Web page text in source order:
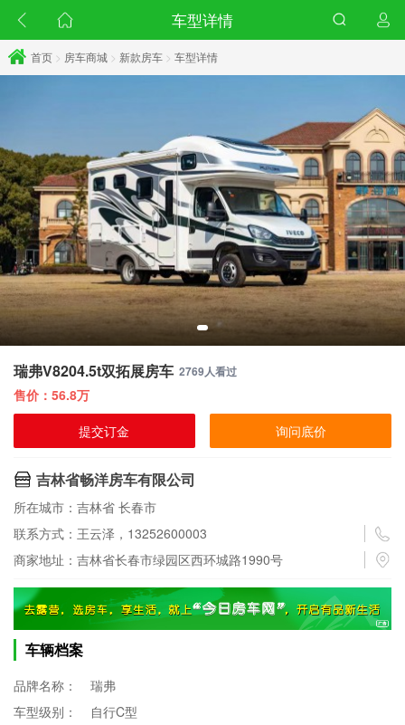
车型详情
首页 > 房车商城 > 新款房车 > 车型详情
瑞弗V8204.5t双拓展房车 2769人看过
售价：56.8万
提交订金
询问底价
吉林省畅洋房车有限公司
所在城市：吉林省 长春市
联系方式：王云泽，13252600003
商家地址：吉林省长春市绿园区西环城路1990号
车辆档案
品牌名称：
瑞弗
车型级别：
自行C型